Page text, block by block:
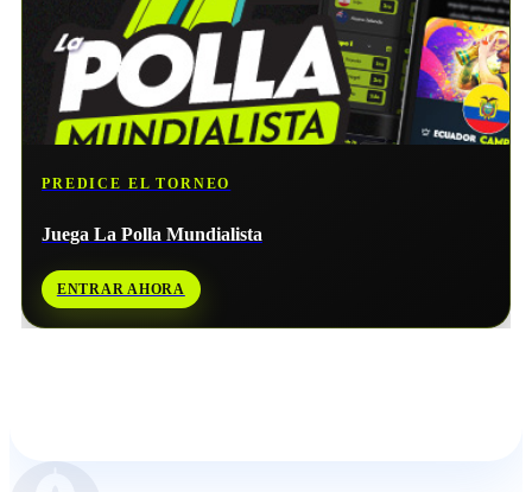
PREDICE EL TORNEO
Juega La Polla Mundialista
ENTRAR AHORA